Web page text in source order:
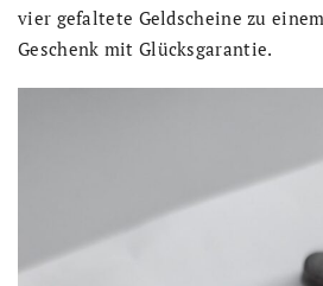
vier gefaltete Geldscheine zu
Geschenk mit Glücksgarantie.